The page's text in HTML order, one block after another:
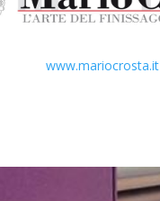
www.mariocrosta.it